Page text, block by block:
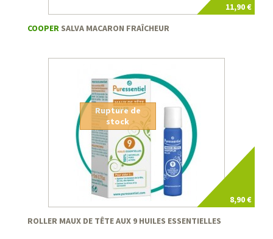
11,90 €
COOPER SALVA MACARON FRAÎCHEUR
8,90 €
Rupture de
stock
ROLLER MAUX DE TÊTE AUX 9 HUILES ESSENTIELLES